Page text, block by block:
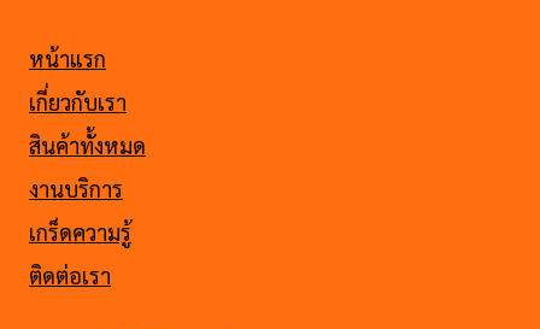
หน้าแรก
เกี่ยวกับเรา
สินค้าทั้งหมด
งานบริการ
เกร็ดความรู้
ติดต่อเรา